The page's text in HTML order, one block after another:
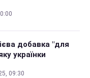
добавка "для
українки
09:30